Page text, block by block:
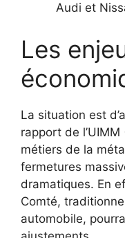
Audi et
Les
La situation est
rapport de
métiers de la
fermetures
dramatiques. En
Comté,
automobile,